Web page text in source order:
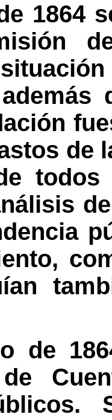
1864
de
de
de